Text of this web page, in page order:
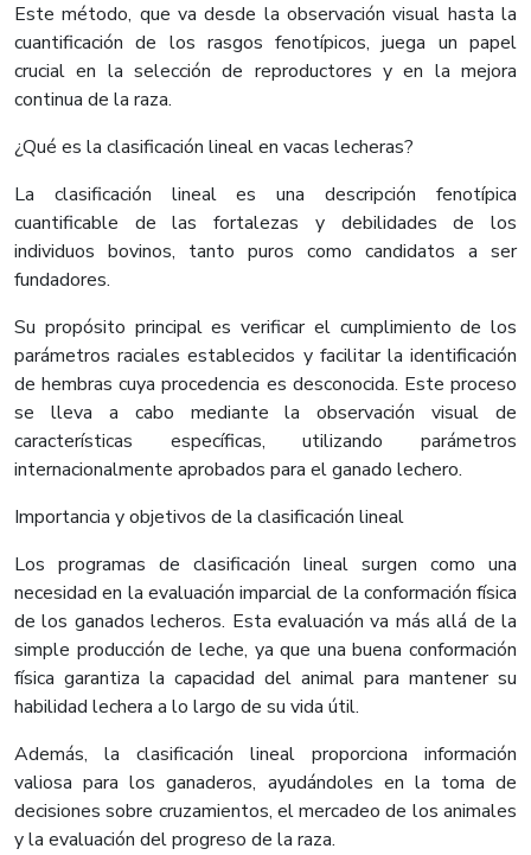
Este método, que va desde la observación visual hasta la
cuantificación de los rasgos fenotípicos, juega un papel
crucial en la selección de reproductores y en la mejora
continua de la raza.
¿Qué es la clasificación lineal en vacas lecheras?
La clasificación lineal es una descripción fenotípica
cuantificable de las fortalezas y debilidades de los
individuos bovinos, tanto puros como candidatos a ser
fundadores.
Su propósito principal es verificar el cumplimiento de los
parámetros raciales establecidos y facilitar la identificación
de hembras cuya procedencia es desconocida. Este proceso
se lleva a cabo mediante la observación visual de
características específicas, utilizando parámetros
internacionalmente aprobados para el ganado lechero.
Importancia y objetivos de la clasificación lineal
Los programas de clasificación lineal surgen como una
necesidad en la evaluación imparcial de la conformación física
de los ganados lecheros. Esta evaluación va más allá de la
simple producción de leche, ya que una buena conformación
física garantiza la capacidad del animal para mantener su
habilidad lechera a lo largo de su vida útil.
Además, la clasificación lineal proporciona información
valiosa para los ganaderos, ayudándoles en la toma de
decisiones sobre cruzamientos, el mercadeo de los animales
y la evaluación del progreso de la raza.